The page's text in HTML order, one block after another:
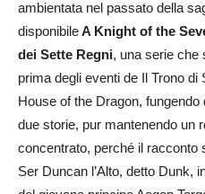
ambientata nel passato della
disponibileA Knight of the
dei Sette Regni, una serie che
prima degli eventi de Il Trono di
House of the Dragon,
due storie, pur mantenendo un
concentrato, perché il racconto
Ser Duncan l’Alto, detto Dunk,